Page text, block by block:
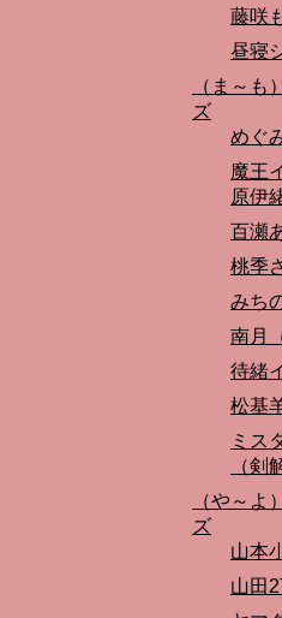
藤咲
昼寝
（ま～も
ズ
めぐ
魔王
原伊
百瀬
桃季
みち
南月
待緒
松基
ミス
（剣
（や～よ
ズ
山本
山田2